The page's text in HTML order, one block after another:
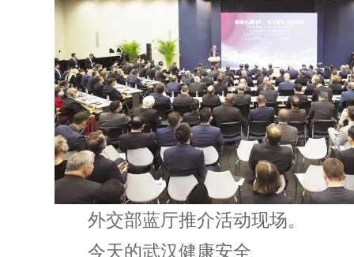
外交部蓝厅推介活动现场。
今天的武汉健康安全